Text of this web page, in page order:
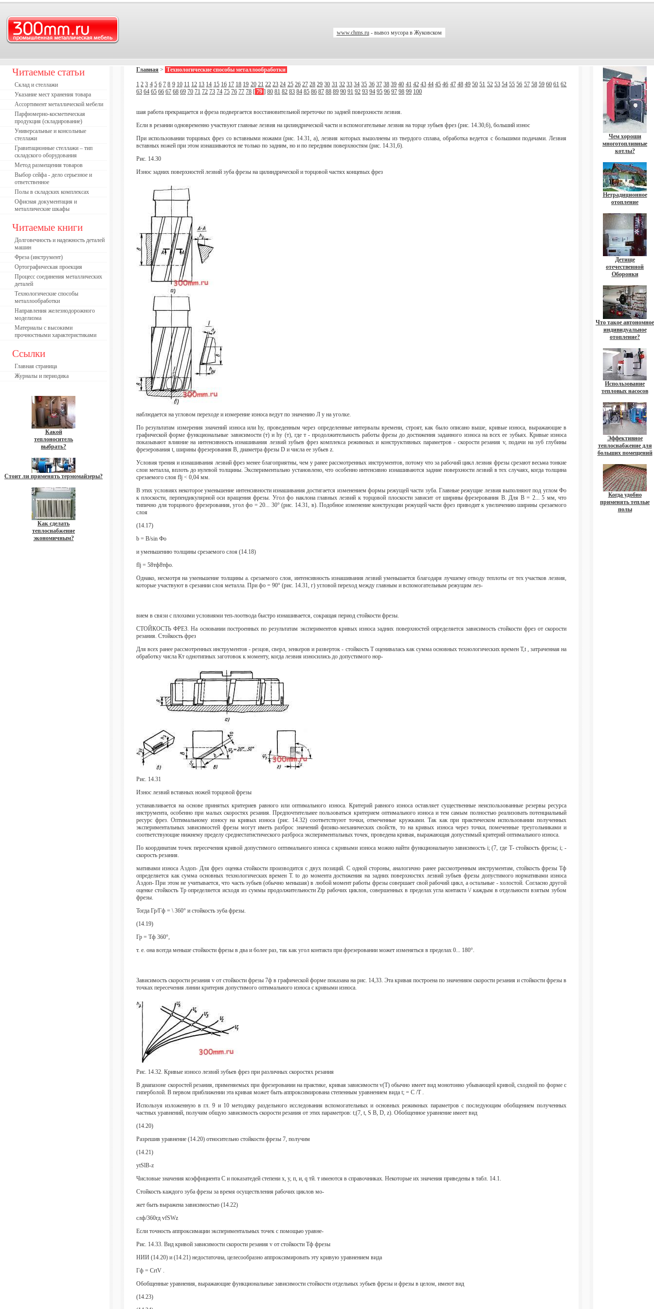
www.chms.ru- вывоз мусора в Жуковском
Читаемые статьи
Склад и стеллажи
Указание мест хранения товара
Ассортимент металлической мебели
Парфюмерно-косметическая
продукция (складирование)
Универсальные и консольные
стеллажи
Гравитационные стеллажи – тип
складского оборудования
Метод размещения товаров
Выбор сейфа - дело серьезное и
ответственное
Полы в складских комплексах
Офисная документация и
металлические шкафы
Читаемые книги
Долговечность и надежность деталей
машин
Фреза (инструмент)
Ортографическая проекция
Процесс соединения металлических
деталей
Технологические способы
металлообработки
Направления железнодорожного
моделизма
Материалы с высокими
прочностными характеристиками
Ссылки
Главная страница
Журналы и периодика
Какой
теплоноситель
выбрать?
Стоит ли применять термомайзеры?
Как сделать
теплоснабжение
экономичным?
Главная > Технологические способы металлообработки
1 2 3 4 5 6 7 8 9 10 11 12 13 14 15 16 17 18 19 20 21 22 23 24 25 26 27 28 29 30 31 32 33 34 35 36 37 38 39 40 41 42 43 44 45 46 47 48 49 50 51 52 53 54 55 56 57 58 59 60 61 62
63 64 65 66 67 68 69 70 71 72 73 74 75 76 77 78 [ 79 ] 80 81 82 83 84 85 86 87 88 89 90 91 92 93 94 95 96 97 98 99 100
шая работа прекращается и фреза подвергается восстановительной переточке по задней поверхности лезвия.
Если в резании одновременно участвуют главные лезвия на цилиндрической части и вспомогательные лезвия на торце зубьев фрез (рис. 14.30,6), больший износ
При использовании торцовых фрез со вставными ножами (рис. 14.31, а), лезвия которых вьшолнены из твердого сплава, обработка ведется с большими подачами. Лезвия
вставных ножей при этом изнашиваются не только по задним, но и по передним поверхностям (рис. 14.31,6).
Рис. 14.30
Износ задних поверхностей лезвий зуба фрезы на цилиндрической и торцовой частях концевых фрез
наблюдается на угловом переходе и измерение износа ведут по значению Л у на уголке.
По результатам измерения значений износа или hy, проведенным через определенные интервалы времени, строят, как было описано выше, кривые износа, выражающие в
графической форме функциональные зависимости (т) и hy (т), где т - продолжительность работы фрезы до достижения заданного износа на всех ее зубьях. Кривые износа
показывают влияние на интенсивность изнашивания лезвий зубьев фрез комплекса режимных и конструктивных параметров - скорости резания v, подачи на зуб глубины
фрезерования t, ширины фрезерования В, диаметра фрезы D и числа ее зубьев z.
Условия трения и изнашивания лезвий фрез менее благоприятны, чем у ранее рассмотренных инструментов, потому что за рабочий цикл лезвия фрезы срезают весьма тонкие
слои металла, вплоть до нулевой толщины. Экспериментально установлено, что особенно интенсивно изнашиваются задние поверхности лезвий в тех случаях, когда толщина
срезаемого слоя flj < 0,04 мм.
В этих условиях некоторое уменьшение интенсивности изнашивания достигается изменением формы режущей части зуба. Главные режущие лезвия выполняют под углом Фо
к плоскости, перпендикулярной оси вращения фрезы. Угол фо наклона главных лезвий к торцовой плоскости зависит от ширины фрезерования В. Для В = 2... 5 мм, что
типично для торцового фрезерования, угол фо = 20... 30° (рис. 14.31, в). Подобное изменение конструкции режущей части фрез приводит к увеличению ширины срезаемого
слоя
(14.17)
b = B/sin Фо
и уменьшению толщины срезаемого слоя (14.18)
flj = 58тф8тфо.
Однако, несмотря на уменьшение толщины а. срезаемого слоя, интенсивность изнашивания лезвий уменьшается благодаря лучшему отводу теплоты от тех участков лезвия,
которые участвуют в срезании слоя металла. При фо = 90° (рис. 14.31, г) угловой переход между главным и вспомогательным режущим лез-
вием в связи с плохими условиями теп-лоотвода быстро изнашивается, сокращая период стойкости фрезы.
СТОЙКОСТЬ ФРЕЗ. На основании построенных по результатам экспериментов кривых износа задних поверхностей определяется зависимость стойкости фрез от скорости
резания. Стойкость фрез
Для всех ранее рассмотренных инструментов - резцов, сверл, зенкеров и разверток - стойкость Т оценивалась как сумма основных технологических времен T,t , затраченная на
обработку числа Кт однотипных заготовок к моменту, когда лезвия износились до допустимого нор-
Рис. 14.31
Износ лезвий вставных ножей торцовой фрезы
устанавливается на основе принятых критериев равного или оптимального износа. Критерий равного износа оставляет существенные неиспользованные резервы ресурса
инструмента, особенно при малых скоростях резания. Предпочтительнее пользоваться критерием оптимального износа и тем самым полностью реализовать потенциальный
ресурс фрез. Оптимальному износу на кривых износа (рис. 14.32) соответствуют точки, отмеченные кружками. Так как при практическом использовании полученных
экспериментальных зависимостей фрезы могут иметь разброс значений физико-механических свойств, то на кривых износа через точки, помеченные треугольниками и
соответствующие нижнему пределу среднестатистического разброса экспериментальных точек, проведена кривая, выражающая допустимый критерий оптимального износа.
По координатам точек пересечения кривой допустимого оптимального износа с кривыми износа можно найти функциональную зависимость i; (7, где Т- стойкость фрезы; i; -
скорость резания.
мативами износа Аздоп- Для фрез оценка стойкости производится с двух позиций. С одной стороны, аналогично ранее рассмотренным инструментам, стойкость фрезы Тф
определяется как сумма основных технологических времен Т. to до момента достижения на задних поверхностях лезвий зубьев фрезы допустимого нормативами износа
Аздоп- При этом не учитывается, что часть зубьев (обычно меньшая) в любой момент работы фрезы совершает свой рабочий цикл, а остальные - холостой. Согласно другой
оценке стойкость Тр определяется исходя из суммы продолжительности Ztp рабочих циклов, совершенных в пределах угла контакта \/ каждым в отдельности взятым зубом
фрезы.
Тогда Гр/Гф = \ 360° и стойкость зуба фрезы.
(14.19)
Гр = Тф 360°,
т. е. она всегда меньше стойкости фрезы в два и более раз, так как угол контакта при фрезеровании может изменяться в пределах 0... 180°.
Зависимость скорости резания v от стойкости фрезы 7ф в графической форме показана на рис. 14,33. Эта кривая построена по значениям скорости резания и стойкости фрезы в
точках пересечения линии критерия допустимого оптимального износа с кривыми износа.
Рис. 14.32. Кривые износо лезвий зубьев фрез при различных скоростях резания
В диапазоне скоростей резания, применяемых при фрезеровании на практике, кривая зависимости v(T) обычно имеет вид монотонно убывающей кривой, сходной по форме с
гиперболой. В первом приближении эта кривая может быть аппроксимирована степенным уравнением вида t; = С /Т .
Используя изложенную в гл. 9 и 10 методику раздельного исследования вспомогательных и основных режимных параметров с последующим обобщением полученных
частных уравнений, получим общую зависимость скорости резания от этих параметров: t;(7, t, S В, D, z). Обобщенное уравнение имеет вид
(14.20)
Разрешив уравнение (14.20) относительно стойкости фрезы 7, получим
(14.21)
ytSlB-z
Числовые значения коэффициента С и показатедей степени х, у, п, и, q тй. т имеются в справочниках. Некоторые их значения приведены в табл. 14.1.
Стойкость каждого зуба фрезы за время осуществления рабочих циклов мо-
жет быть выражена зависимостью (14.22)
слф/360гд vfSWz
Если точность аппроксимации экспериментальных точек с помощью уравне-
Рис. 14.33. Вид кривой зависимости скорости резания v от стойкости Тф фрезы
НИИ (14.20) и (14.21) недостаточна, целесообразно аппроксимировать эту кривую уравнением вида
Гф = CrtV .
Обобщенные уравнения, выражающие функциональные зависимости стойкости отдельных зубьев фрезы и фрезы в целом, имеют вид
(14.23)
Чем хороши
многотопливные
котлы?
Нетрадиционное
отопление
Детище
отечественной
Оборонки
Что такое автономное
индивидуальное
отопление?
Использование
тепловых насосов
Эффективное
теплоснабжение для
больших помещений
Когда удобно
применять теплые
полы